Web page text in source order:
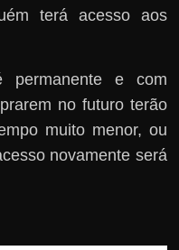
terá acesso aos
permanente e com
no futuro terão
muito menor, ou
novamente será